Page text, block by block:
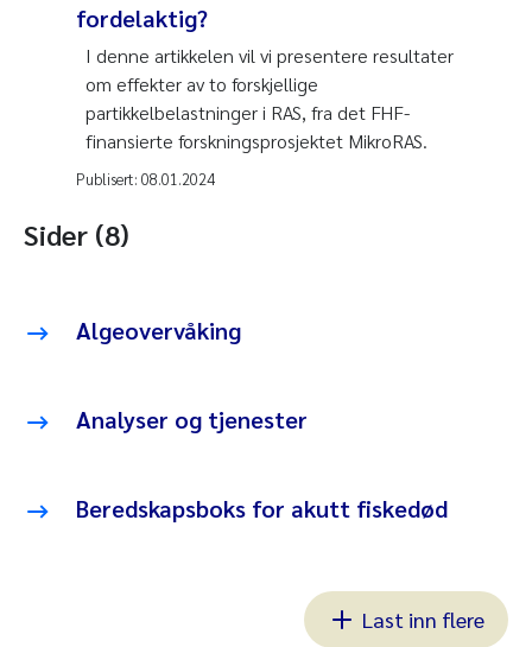
fordelaktig?
I denne artikkelen vil vi presentere resultater
om effekter av to forskjellige
partikkelbelastninger i RAS, fra det FHF-
finansierte forskningsprosjektet MikroRAS.
Publisert: 08.01.2024
Sider (8)
Algeovervåking
Analyser og tjenester
Beredskapsboks for akutt fiskedød
Last inn flere